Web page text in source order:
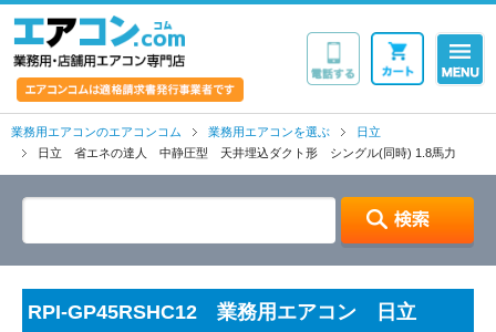
業務用エアコンのエアコンコム 業務用エアコンを選ぶ
日立
日立 省エネの達人 中静圧型 天井埋込ダクト形 シングル(同時) 1.8馬力
RPI-GP45RSHC12 業務用エアコン 日立